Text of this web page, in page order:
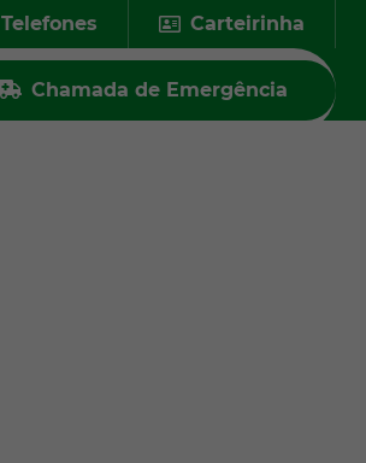
Telefones Carteirinha
Chamada de Emergência